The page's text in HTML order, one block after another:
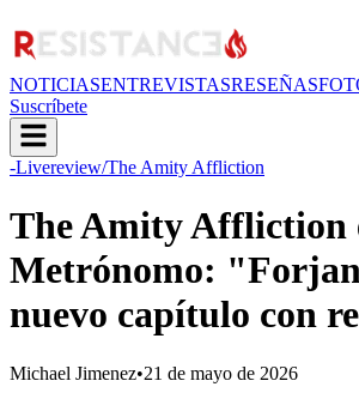
NOTICIASENTREVISTASRESEÑAS
Suscríbete
-Livereview/The Amity Affliction
The Amity Affliction
Metrónomo:
nuevo capítulo con
Michael Jimenez•21 de mayo de 2026